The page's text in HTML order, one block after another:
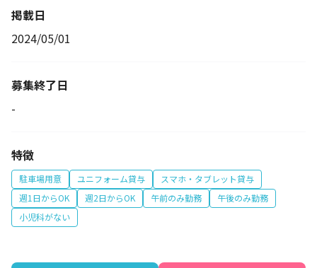
掲載日
2024/05/01
募集終了日
-
特徴
駐車場用意 ユニフォーム貸与
スマホ・タブレット貸与
週1日からOK
週2日からOK 午前のみ勤務
午後のみ勤務
小児科がない